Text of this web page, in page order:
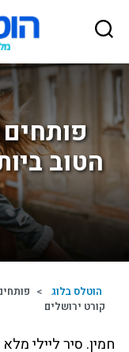
הטוב
הוטלס בלוג >
קורט ירושלים
חמין. סיר ליילי